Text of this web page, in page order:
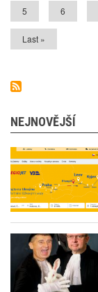
Stránka
5 Stránka
6
Poslední
stránka
Last »
NEJNOVĚJŠÍ